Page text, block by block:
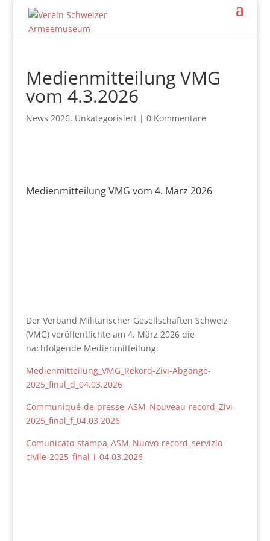
Medienmitteilung VMG
vom 4.3.2026
News 2026, Unkategorisiert| 0 Kommentare
Medienmitteilung VMG vom 4. März 2026
Der Verband Militärischer Gesellschaften Schweiz
(VMG) veröffentlichte am 4. März 2026 die
nachfolgende Medienmitteilung:
Medienmitteilung_VMG_Rekord-Zivi-Abgänge-
2025_final_d_04.03.2026
Communiqué-de-presse_ASM_Nouveau-record_Zivi-
2025_final_f_04.03.2026
Comunicato-stampa_ASM_Nuovo-record_servizio-
civile-2025_final_i_04.03.2026